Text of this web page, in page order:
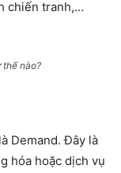
chiến tranh,…
thế nào?
Demand. Đây là
hóa hoặc dịch vụ